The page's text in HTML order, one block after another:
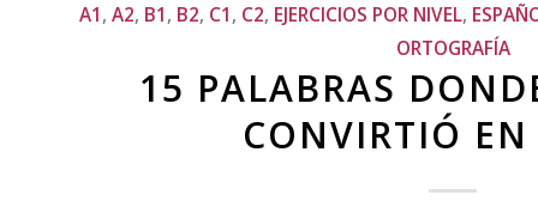
A1 , A2, B1 , B2, C1 , C2, EJERCICIOS POR NIVEL,
ORTOGRAFÍA
15 PALABRAS
CONVIRTIÓ EN